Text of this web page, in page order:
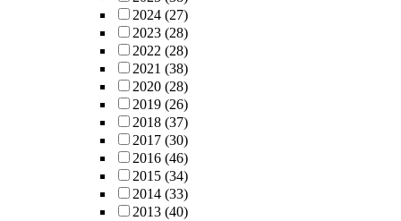
2024 (27)
2023 (28)
2022 (28)
2021 (38)
2020 (28)
2019 (26)
2018 (37)
2017 (30)
2016 (46)
2015 (34)
2014 (33)
2013 (40)